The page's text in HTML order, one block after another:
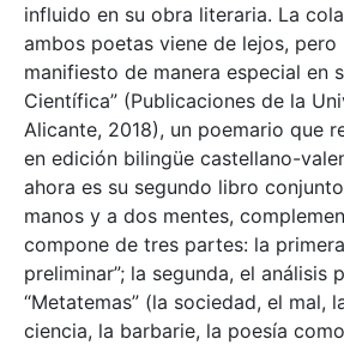
influido en su obra literaria. La
ambos poetas viene de lejos, pero
manifiesto de manera especial en
Científica” (Publicaciones de la
Alicante, 2018), un poemario que
en edición bilingüe castellano-
ahora es su segundo libro
manos y a dos mentes,
compone de tres partes: la
preliminar”; la segunda, el análisis
“Metatemas” (la sociedad, el mal,
ciencia, la barbarie, la poesía